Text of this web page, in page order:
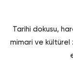
Tarihi dokusu,
mimari ve kültürel